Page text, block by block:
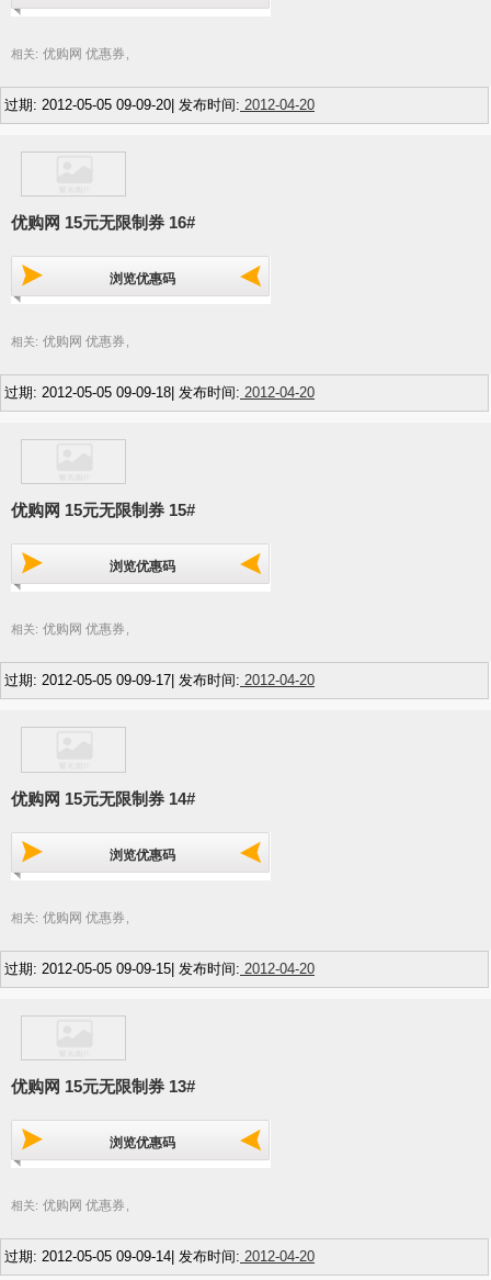
相关: 优购网 优惠券
过期: 2012-05-05 09-09-20| 发布时间: 2012-04-20
优购网 15元无限制券 16#
浏览优惠码
相关: 优购网 优惠券
过期: 2012-05-05 09-09-18| 发布时间: 2012-04-20
优购网 15元无限制券 15#
浏览优惠码
相关: 优购网 优惠券
过期: 2012-05-05 09-09-17| 发布时间: 2012-04-20
优购网 15元无限制券 14#
浏览优惠码
相关: 优购网 优惠券
过期: 2012-05-05 09-09-15| 发布时间: 2012-04-20
优购网 15元无限制券 13#
浏览优惠码
相关: 优购网 优惠券
过期: 2012-05-05 09-09-14| 发布时间: 2012-04-20